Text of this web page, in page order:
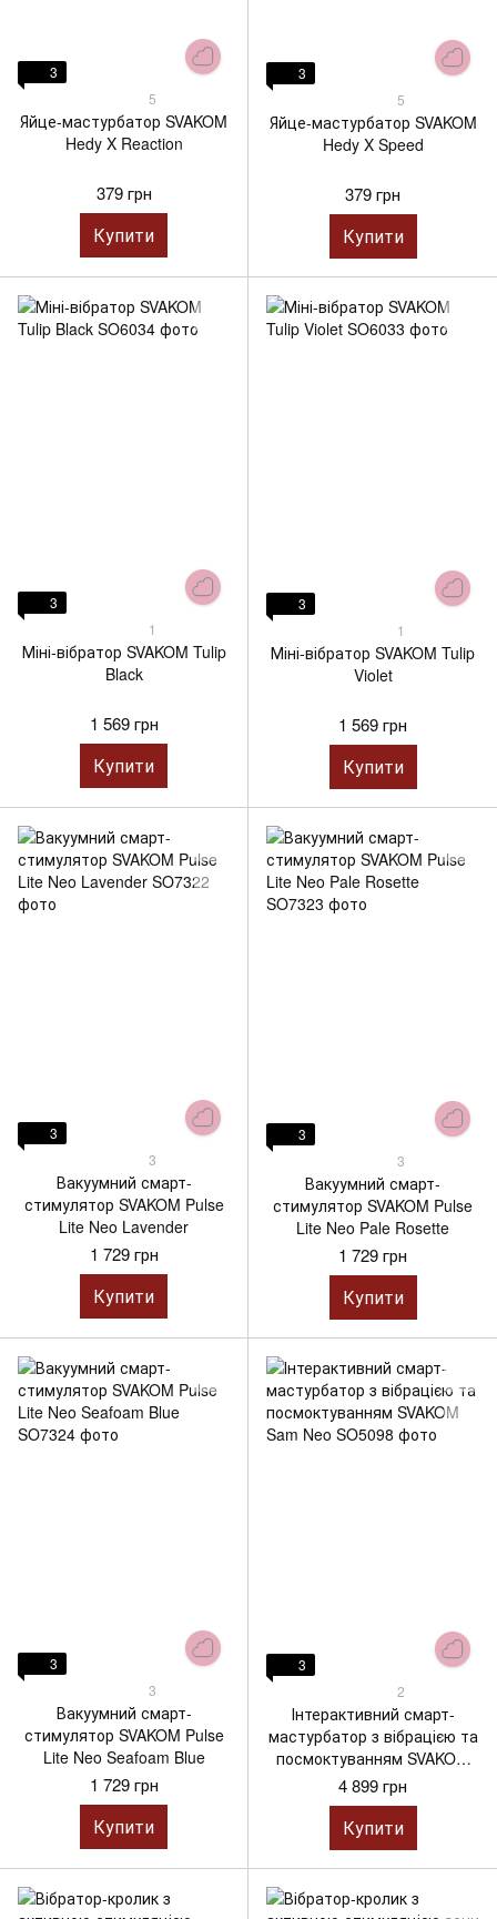
3
5
Яйце-мастурбатор SVAKOM
Hedy X Reaction
379 грн
Купити
3
5
Яйце-мастурбатор SVAKOM
Hedy X Speed
379 грн
Купити
3
1
Міні-вібратор SVAKOM Tulip
Black
1 569 грн
Купити
3
1
Міні-вібратор SVAKOM Tulip
Violet
1 569 грн
Купити
3
3
Вакуумний смарт-
стимулятор SVAKOM Pulse
Lite Neo Lavender
1 729 грн
Купити
3
3
Вакуумний смарт-
стимулятор SVAKOM Pulse
Lite Neo Pale Rosette
1 729 грн
Купити
3
3
Вакуумний смарт-
стимулятор SVAKOM Pulse
Lite Neo Seafoam Blue
1 729 грн
Купити
3
2
Інтерактивний смарт-
мастурбатор з вібрацією та
посмоктуванням SVAKOM
Sam Neo
4 899 грн
Купити